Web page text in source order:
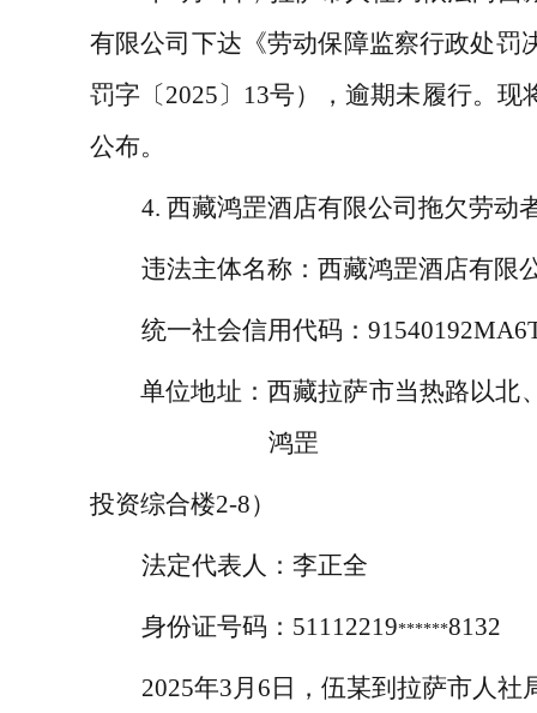
有限公司下达《劳动保障监察行政处罚
罚字〔2025〕 13号），逾期未履行。现
公布。
4. 西藏鸿罡酒店有限公司拖欠劳动
违法主体名称： 西藏鸿罡酒店有限
统一社会信用代码：
单位地址： 西藏拉萨市当热路以北
鸿罡
投资综合楼2-8）
法定代表人： 李正全
身份证号码： 51112219******8132
2025年3 月 6 日，伍某到拉萨市人社